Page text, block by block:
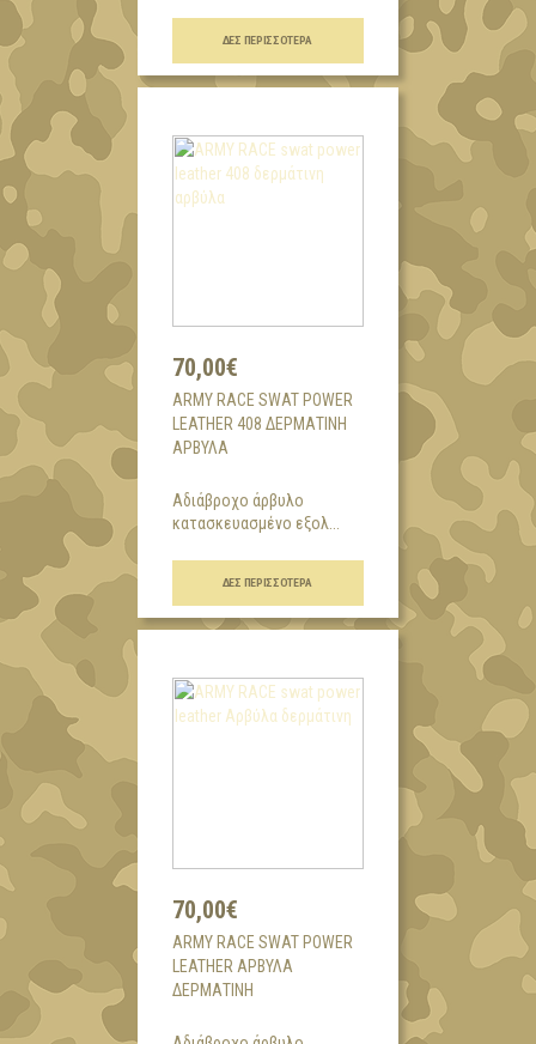
ΔΕΣ ΠΕΡΙΣΣΌΤΕΡΑ
70,00€
ARMY RACE SWAT POWER
LEATHER 408 ΔΕΡΜΆΤΙΝΗ
ΑΡΒΎΛΑ
Αδιάβροχο άρβυλο
κατασκευασμένο εξολ...
ΔΕΣ ΠΕΡΙΣΣΌΤΕΡΑ
70,00€
ARMY RACE SWAT POWER
LEATHER ΑΡΒΎΛΑ
ΔΕΡΜΆΤΙΝΗ